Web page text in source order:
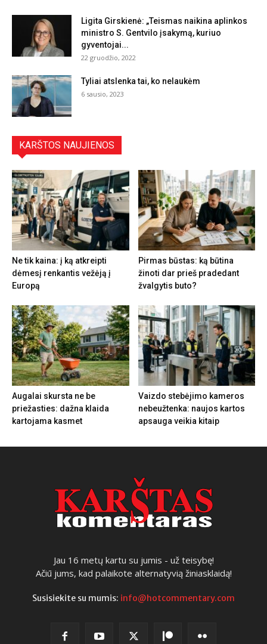
Ligita Girskienė: „Teismas naikina aplinkos
ministro S. Gentvilo įsakymą, kuriuo
gyventojai...
22 gruodžio, 2022
Tyliai atslenka tai, ko nelaukėm
6 sausio, 2023
KARŠTOS NAUJIENOS
Ne tik kaina: į ką atkreipti
dėmesį renkantis vežėją į
Europą
Pirmas būstas: ką būtina
žinoti dar prieš pradedant
žvalgytis buto?
Augalai skursta ne be
priežasties: dažna klaida
kartojama kasmet
Vaizdo stebėjimo kameros
nebeužtenka: naujos kartos
apsauga veikia kitaip
Jau 16 metų kartu su jumis - už teisybę!
Ačiū jums, kad palaikote alternatyvią žiniasklaidą!
Susisiekite su mumis: info@hotcommentary.com